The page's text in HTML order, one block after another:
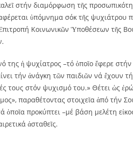
στήν διαμόρφωση τῆς
ὑπόμνημα σόκ τῆς
Κοινωνικῶν Ὑποθέσεων τῆς
της ἡ ψυχίατρος –τό ὁποῖο ἔφερε
τήν ἀνάγκη τῶν παιδιῶν νά ἔχουν
τους στόν ψυχισμό του.» Θέτει ὡς
παραθέτοντας στοιχεῖα ἀπό τήν
ὁποῖα προκύπτει –μέ βάση μελέτη
ἀσταθεῖς.